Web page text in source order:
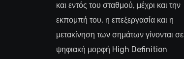
και εντός του σταθμού, μέχρι και την
εκπομπή του, η επεξεργασία και η
μετακίνηση των σημάτων γίνονται σε
ψηφιακή μορφή High Definition